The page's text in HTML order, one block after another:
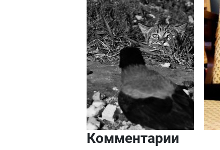
Комментарии